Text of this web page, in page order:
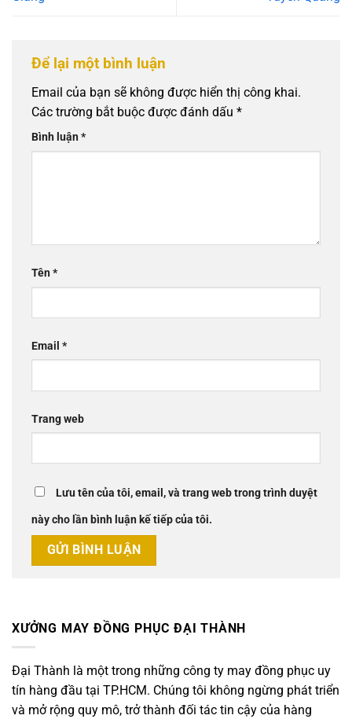
Để lại một bình luận
Email của bạn sẽ không được hiển thị công khai.
Các trường bắt buộc được đánh dấu *
Bình luận*
Tên*
Email *
Trang web
Lưu tên của tôi, email, và trang web trong trình duyệt
này cho lần bình luận kế tiếp của tôi.
XƯỞNG MAY ĐỒNG PHỤC ĐẠI THÀNH
Đại Thành là một trong những công ty may đồng phục uy
tín hàng đầu tại TP.HCM. Chúng tôi không ngừng phát triển
và mở rộng quy mô, trở thành đối tác tin cậy của hàng